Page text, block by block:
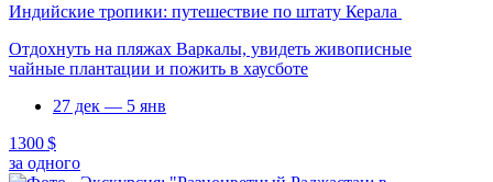
Индийские тропики: путешествие по штату Керала
Отдохнуть на пляжах Варкалы, увидеть живописные
чайные плантации и пожить в хаусботе
27 дек — 5 янв
1300 $
за одного